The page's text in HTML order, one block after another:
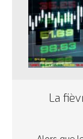
La